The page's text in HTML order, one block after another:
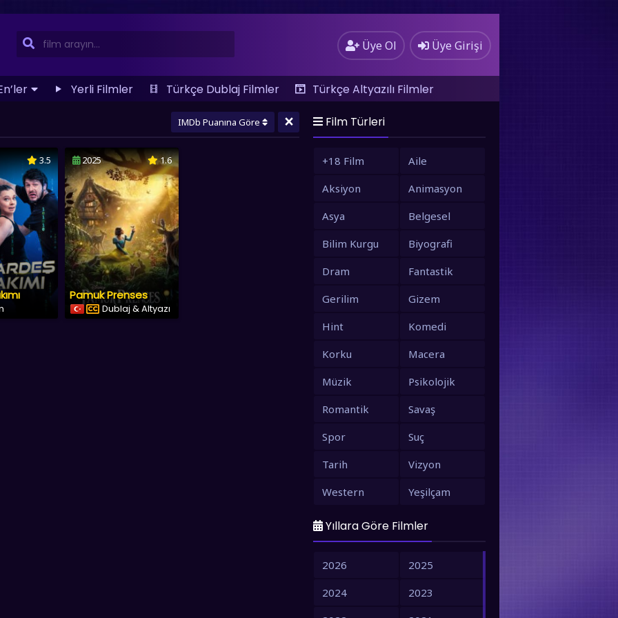
Üye Ol Üye Girişi
Yerli Filmler Türkçe Dublaj Filmler
Türkçe Altyazılı Filmler
IMDb Puanına Göre ×
3.5 2025 1.6
Pamuk Prenses
Dublaj & Altyazı
Film Türleri
+18 Film
Aile
Aksiyon
Animasyon
Asya
Belgesel
Bilim Kurgu
Biyografi
Dram
Fantastik
Gerilim
Gizem
Hint
Komedi
Korku
Macera
Müzik
Psikolojik
Romantik
Savaş
Spor
Suç
Tarih
Vizyon
Western
Yeşilçam
Yıllara Göre Filmler
2026
2025
2024
2023